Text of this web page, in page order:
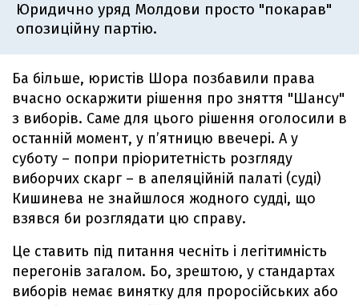
Юридично уряд Молдови просто "покарав"
опозиційну партію.
Ба більше, юристів Шора позбавили права
вчасно оскаржити рішення про зняття "Шансу"
з виборів. Саме для цього рішення оголосили в
останній момент, у п’ятницю ввечері. А у
суботу – попри пріоритетність розгляду
виборчих скарг – в апеляційній палаті (суді)
Кишинева не знайшлося жодного судді, що
взявся би розглядати цю справу.
Це ставить під питання чесніть і легітимність
перегонів загалом. Бо, зрештою, у стандартах
виборів немає винятку для проросійських або